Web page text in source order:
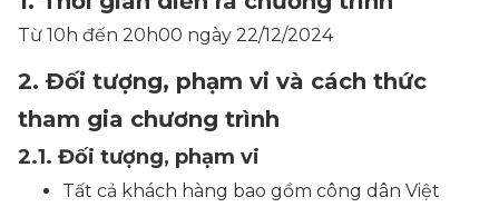
Từ 10h đến 20h00 ngày 22/12/2024
2. Đối tượng, phạm vi và cách thức
tham gia chương trình
2.1. Đối tượng, phạm vi
Tất cả khách hàng bao gồm công dân Việt